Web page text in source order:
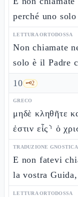
perché uno
LETTURA ORTODOSSA
Non chiamate
solo è il Padre
10 🗝️2
GRECO
μηδὲ κληθῆτε
ἐστιν εἷς⸃ ὁ
TRADUZIONE GNOSTICA
E non fatevi
la vostra
LETTURA ORTODOSSA